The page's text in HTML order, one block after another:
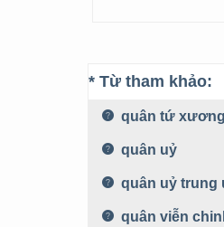
* Từ tham khảo:
quân tứ xương
quân uỷ
quân uỷ trung
quân viễn